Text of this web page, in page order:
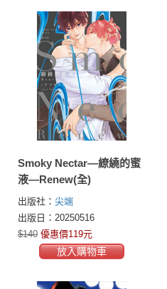
Smoky Nectar—繚繞的蜜
液—Renew(全)
出版社： 尖端
出版日：20250516
$140 優惠價119元
放入購物車